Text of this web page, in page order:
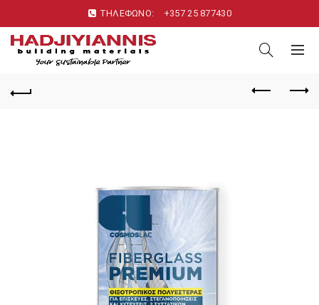
ΤΗΛΕΦΩΝΟ: +357 25 877430